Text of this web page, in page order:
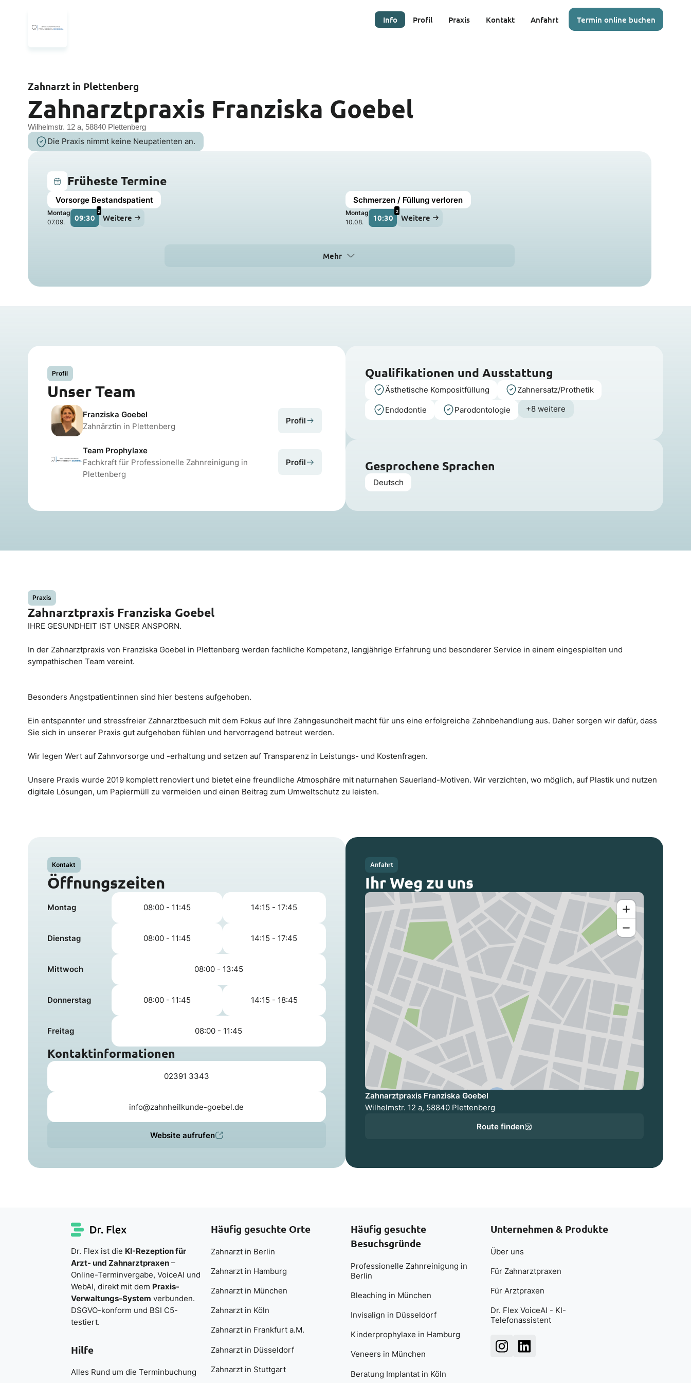
Info Profil Praxis Kontakt Anfahrt Termin online buchen
Zahnarzt in Plettenberg
Zahnarztpraxis Franziska Goebel
Wilhelmstr. 12 a, 58840 Plettenberg
Die Praxis nimmt keine Neupatienten an.
Früheste Termine
Vorsorge Bestandspatient
Montag
07.09.
09:30
2
Weitere
Schmerzen / Füllung verloren
Montag
10.08.
10:30
2
Weitere
Mehr
Profil
Unser Team
Franziska Goebel
Zahnärztin in Plettenberg
Profil
Team Prophylaxe
Fachkraft für Professionelle Zahnreinigung in
Plettenberg
Profil
Qualifikationen und Ausstattung
Ästhetische Kompositfüllung Zahnersatz/Prothetik
Endodontie Parodontologie +8 weitere
Gesprochene Sprachen
Deutsch
Praxis
Zahnarztpraxis Franziska Goebel
IHRE GESUNDHEIT IST UNSER ANSPORN.
In der Zahnarztpraxis von Franziska Goebel in Plettenberg werden fachliche Kompetenz, langjährige Erfahrung und besonderer Service in einem eingespielten und
sympathischen Team vereint.
Besonders Angstpatient:innen sind hier bestens aufgehoben.
Ein entspannter und stressfreier Zahnarztbesuch mit dem Fokus auf Ihre Zahngesundheit macht für uns eine erfolgreiche Zahnbehandlung aus. Daher sorgen wir dafür, dass
Sie sich in unserer Praxis gut aufgehoben fühlen und hervorragend betreut werden.
Wir legen Wert auf Zahnvorsorge und -erhaltung und setzen auf Transparenz in Leistungs- und Kostenfragen.
Unsere Praxis wurde 2019 komplett renoviert und bietet eine freundliche Atmosphäre mit naturnahen Sauerland-Motiven. Wir verzichten, wo möglich, auf Plastik und nutzen
digitale Lösungen, um Papiermüll zu vermeiden und einen Beitrag zum Umweltschutz zu leisten.
Kontakt
Öffnungszeiten
Montag 08:00 - 11:45 14:15 - 17:45
Dienstag 08:00 - 11:45 14:15 - 17:45
Mittwoch 08:00 - 13:45
Donnerstag 08:00 - 11:45 14:15 - 18:45
Freitag 08:00 - 11:45
Kontaktinformationen
02391 3343
info@zahnheilkunde-goebel.de
Website aufrufen
Anfahrt
Ihr Weg zu uns
Zahnarztpraxis Franziska Goebel
Wilhelmstr. 12 a, 58840 Plettenberg
Route finden
Dr. Flex ist die KI-Rezeption für
Arzt- und Zahnarztpraxen–
Online-Terminvergabe, VoiceAI und
WebAI, direkt mit dem Praxis-
Verwaltungs-System verbunden.
DSGVO-konform und BSI C5-
testiert.
Hilfe
Alles Rund um die Terminbuchung
Häufig gesuchte Orte
Zahnarzt in Berlin
Zahnarzt in Hamburg
Zahnarzt in München
Zahnarzt in Köln
Zahnarzt in Frankfurt a.M.
Zahnarzt in Düsseldorf
Zahnarzt in Stuttgart
Häufig gesuchte
Besuchsgründe
Professionelle Zahnreinigung in
Berlin
Bleaching in München
Invisalign in Düsseldorf
Kinderprophylaxe in Hamburg
Veneers in München
Beratung Implantat in Köln
Unternehmen & Produkte
Über uns
Für Zahnarztpraxen
Für Arztpraxen
Dr. Flex VoiceAI - KI-
Telefonassistent